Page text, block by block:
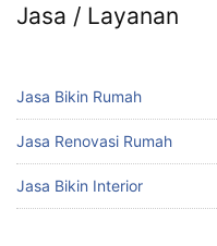
Jasa / Layanan
Jasa Bikin Rumah
Jasa Renovasi Rumah
Jasa Bikin Interior